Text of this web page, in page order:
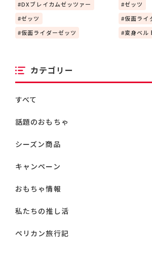
DXブレイカムゼッツァー
ゼッツ
仮面ライダーゼッツ
ゼッツ
仮面ライ
変身ベル
カテゴリー
すべて
話題のおもちゃ
シーズン商品
キャンペーン
おもちゃ情報
私たちの推し活
ペリカン旅行記